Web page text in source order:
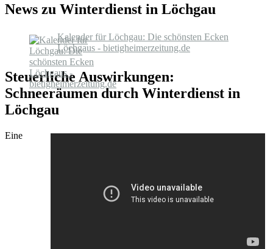
News zu Winterdienst in Löchgau
Kalender für Löchgau: Die schönsten Ecken
Löchgaus - bietigheimerzeitung.de
Steuerliche Auswirkungen:
Schneeräumen durch Winterdienst in
Löchgau
Eine